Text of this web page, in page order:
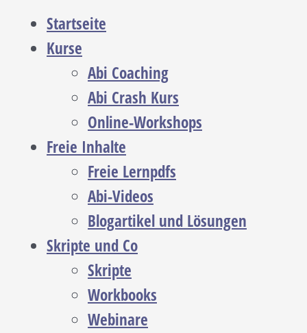
Startseite
Kurse
Abi Coaching
Abi Crash Kurs
Online-Workshops
Freie Inhalte
Freie Lernpdfs
Abi-Videos
Blogartikel und Lösungen
Skripte und Co
Skripte
Workbooks
Webinare